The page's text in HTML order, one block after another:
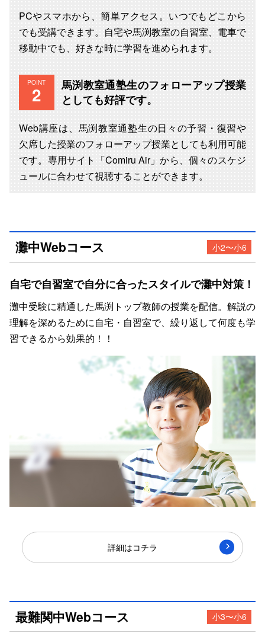
PCやスマホから、簡単アクセス。いつでもどこから
でも受講できます。自宅や馬渕教室の自習室、電車で
移動中でも、好きな時に学習を進められます。
POINT
馬渕教室通塾生のフォローアップ授業
としても好評です。
Web講座は、馬渕教室通塾生の日々の予習・復習や
欠席した授業のフォローアップ授業としても利用可能
です。専用サイト「Comiru Air」から、個々のスケジ
ュールに合わせて視聴することができます。
灘中Webコース 小2〜小6
自宅で自習室で自分に合ったスタイルで灘中対策！
灘中受験に精通した馬渕トップ教師の授業を配信。解説の
理解を深めるために自宅・自習室で、繰り返して何度も学
習できるから効果的！！
詳細はコチラ
最難関中Webコース 小3〜小6